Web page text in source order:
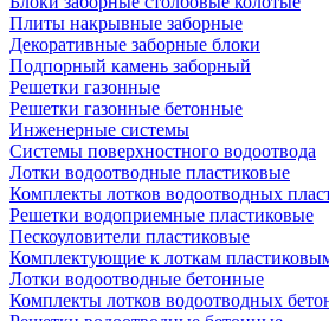
Плиты накрывные заборные
Декоративные заборные блоки
Подпорный камень заборный
Решетки газонные
Решетки газонные бетонные
Инженерные системы
Системы поверхностного водоотвода
Лотки водоотводные пластиковые
Комплекты лотков водоотводных
Решетки водоприемные пластиковые
Пескоуловители пластиковые
Комплектующие к лоткам
Лотки водоотводные бетонные
Комплекты лотков водоотводных